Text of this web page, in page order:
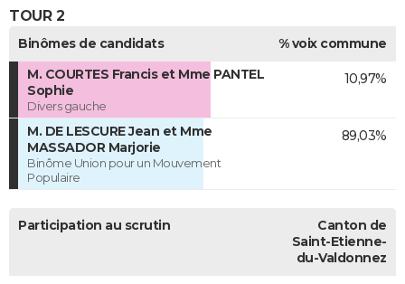
TOUR 2
Binômes de candidats
% voix commune
M. COURTES Francis et Mme PANTEL
Sophie
Divers gauche
10,97%
M. DE LESCURE Jean et Mme
MASSADOR Marjorie
Binôme Union pour un Mouvement
Populaire
89,03%
Participation au scrutin
Canton de
Saint-Etienne-
du-Valdonnez